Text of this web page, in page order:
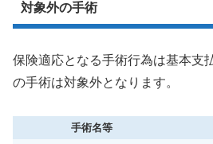
対象外の手術
保険適応となる手術行為は基本支
の手術は対象外となります。
手術名等